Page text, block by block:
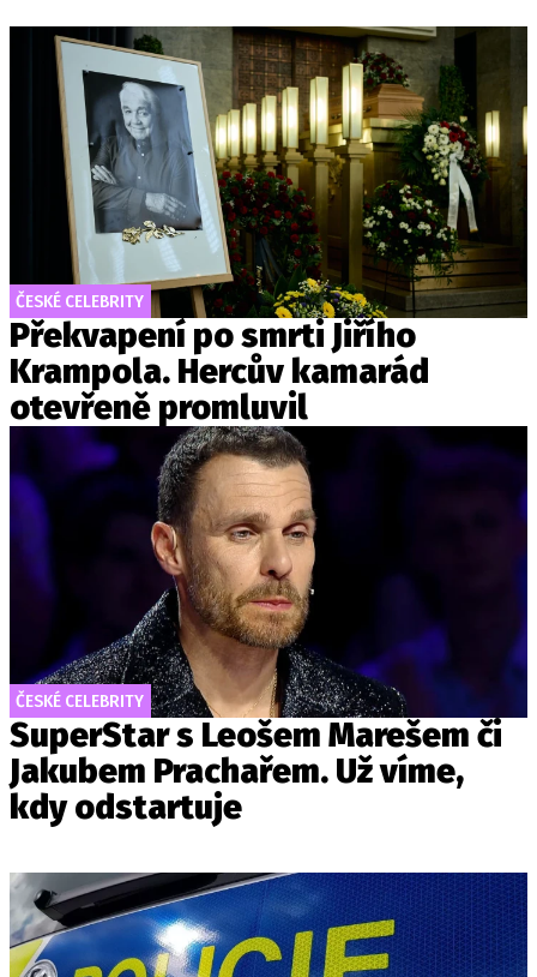
ČESKÉ CELEBRITY
Překvapení po smrti Jiřího
Krampola. Hercův kamarád
otevřeně promluvil
ČESKÉ CELEBRITY
SuperStar s Leošem Marešem či
Jakubem Prachařem. Už víme,
kdy odstartuje